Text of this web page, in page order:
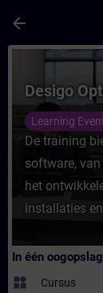
arrow_back
Cursus -
Desigo
Learning
De training
software,
het
installaties
In één oogopslag
widgets Cursus